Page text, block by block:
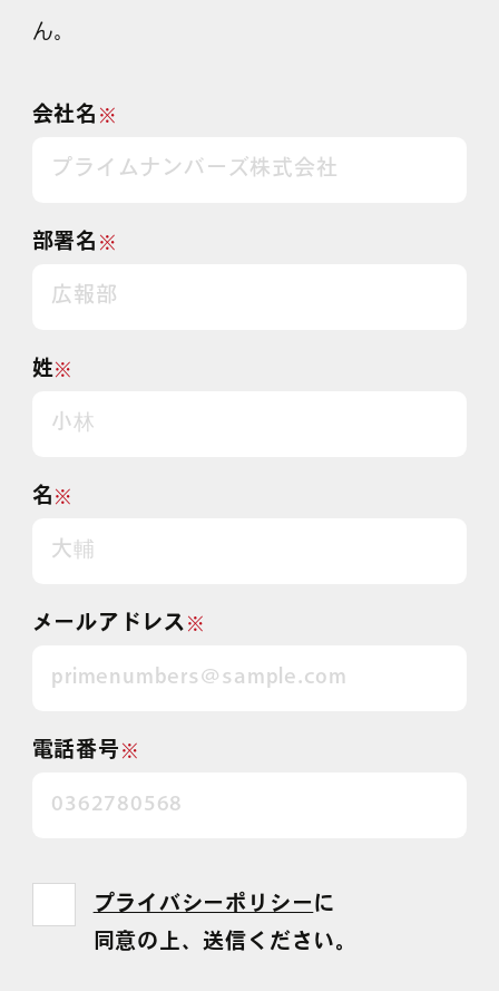
ん。
※
会社名
※
部署名
※
姓
※
名
※
メールアドレス
※
電話番号
プライバシーポリシー に
同意の上、送信ください。